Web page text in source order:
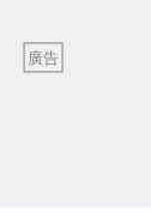
」 捐500萬
近！鄭明典示